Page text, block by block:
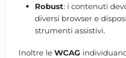
Robust: i contenuti
diversi browser e
strumenti assistivi.
Inoltre le WCAG